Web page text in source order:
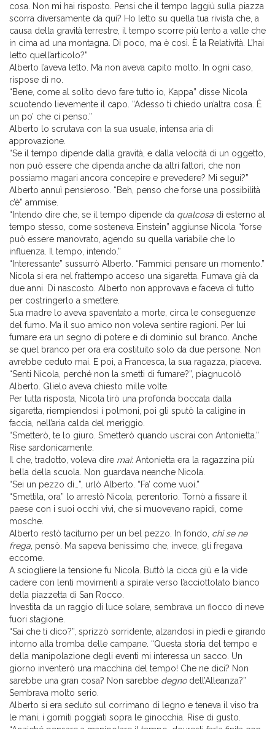
cosa. Non mi hai risposto. Pensi che il tempo laggiù sulla piazza
scorra diversamente da qui? Ho letto su quella tua rivista che, a
causa della gravità terrestre, il tempo scorre più lento a valle che
in cima ad una montagna. Di poco, ma è così. È la Relatività. L’hai
letto quell’articolo?”
Alberto l’aveva letto. Ma non aveva capito molto. In ogni caso,
rispose di no.
“Bene, come al solito devo fare tutto io, Kappa” disse Nicola
scuotendo lievemente il capo. “Adesso ti chiedo un’altra cosa. È
un po’ che ci penso.”
Alberto lo scrutava con la sua usuale, intensa aria di
approvazione.
“Se il tempo dipende dalla gravità, e dalla velocità di un oggetto,
non può essere che dipenda anche da altri fattori, che non
possiamo magari ancora concepire e prevedere? Mi segui?”
Alberto annuì pensieroso. “Beh, penso che forse una possibilità
c’è” ammise.
“Intendo dire che, se il tempo dipende da qualcosa di esterno al
tempo stesso, come sosteneva Einstein” aggiunse Nicola “forse
può essere manovrato, agendo su quella variabile che lo
influenza. Il tempo, intendo.”
“Interessante” sussurrò Alberto. “Fammici pensare un momento.”
Nicola si era nel frattempo acceso una sigaretta. Fumava già da
due anni. Di nascosto. Alberto non approvava e faceva di tutto
per costringerlo a smettere.
Sua madre lo aveva spaventato a morte, circa le conseguenze
del fumo. Ma il suo amico non voleva sentire ragioni. Per lui
fumare era un segno di potere e di dominio sul branco. Anche
se quel branco per ora era costituito solo da due persone. Non
avrebbe ceduto mai. E poi, a Francesca, la sua ragazza, piaceva.
“Senti Nicola, perché non la smetti di fumare?”, piagnucolò
Alberto. Glielo aveva chiesto mille volte.
Per tutta risposta, Nicola tirò una profonda boccata dalla
sigaretta, riempiendosi i polmoni, poi gli sputò la caligine in
faccia, nell’aria calda del meriggio.
“Smetterò, te lo giuro. Smetterò quando uscirai con Antonietta.”
Rise sardonicamente.
Il che, tradotto, voleva dire mai: Antonietta era la ragazzina più
bella della scuola. Non guardava neanche Nicola.
“Sei un pezzo di…”, urlò Alberto. “Fa’ come vuoi.”
“Smettila, ora” lo arrestò Nicola, perentorio. Tornò a fissare il
paese con i suoi occhi vivi, che si muovevano rapidi, come
mosche.
Alberto restò taciturno per un bel pezzo. In fondo, chi se ne
frega , pensò. Ma sapeva benissimo che, invece, gli fregava
eccome.
A sciogliere la tensione fu Nicola. Buttò la cicca giù e la vide
cadere con lenti movimenti a spirale verso l’acciottolato bianco
della piazzetta di San Rocco.
Investita da un raggio di luce solare, sembrava un fiocco di neve
fuori stagione.
“Sai che ti dico?”, sprizzò sorridente, alzandosi in piedi e girando
intorno alla tromba delle campane. “Questa storia del tempo e
della manipolazione degli eventi mi interessa un sacco. Un
giorno inventerò una macchina del tempo! Che ne dici? Non
sarebbe una gran cosa? Non sarebbe degnodell’Alleanza?”
Sembrava molto serio.
Alberto si era seduto sul corrimano di legno e teneva il viso tra
le mani, i gomiti poggiati sopra le ginocchia. Rise di gusto.